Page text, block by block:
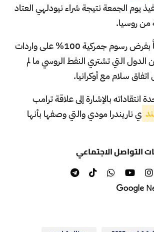
يوم الجمعة نتيجة شراء نيودلهي العتاد
من روسيا.
وهدد ترامب أيضاً بفرض رسوم جمركية 100% على واردات
الدول التي تشتري النفط الروسي ما لم
سلام مع أوكرانيا.
بالإشارة إلى علاقة ترامب
ي ناريندرا مودي والتي وصفها بأنها
التواصل الاجتماعي